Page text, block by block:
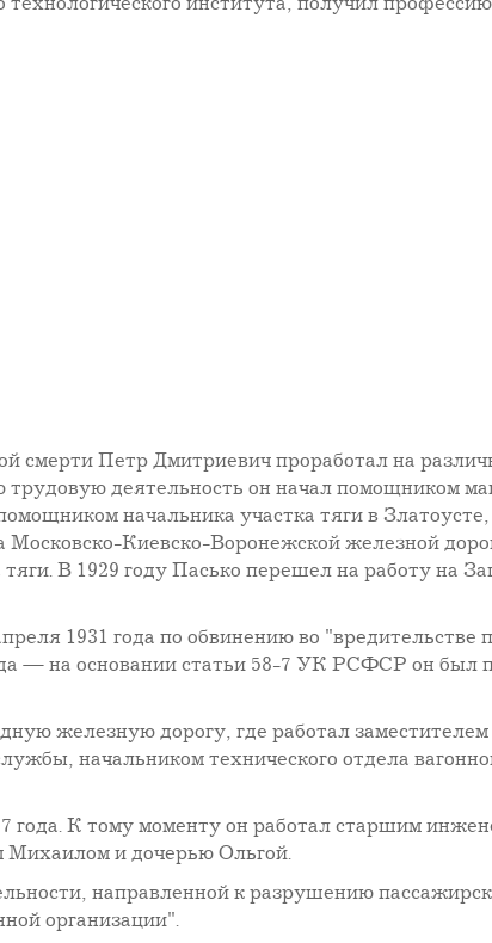
смерти Петр Дмитриевич проработал на
деятельность он начал помощником
начальника участка тяги в
Московско-Киевско-Воронежской железной
В 1929 году Пасько перешел на работу на
1931 года по обвинению во "вредительстве
— на основании статьи 58-7 УК РСФСР он был
железную дорогу, где работал
начальником технического отдела
года. К тому моменту он работал старшим
Михаилом и дочерью Ольгой.
направленной к разрушению
организации".